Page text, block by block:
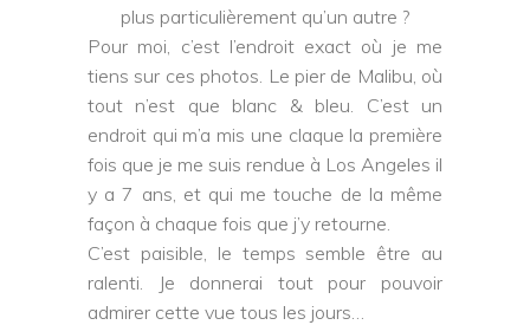
plus particulièrement qu’un autre ?
Pour moi, c’est l’endroit exact où je me
tiens sur ces photos. Le pier de Malibu, où
tout n’est que blanc & bleu. C’est un
endroit qui m’a mis une claque la première
fois que je me suis rendue à Los Angeles il
y a 7 ans, et qui me touche de la même
façon à chaque fois que j’y retourne.
C’est paisible, le temps semble être au
ralenti. Je donnerai tout pour pouvoir
admirer cette vue tous les jours…